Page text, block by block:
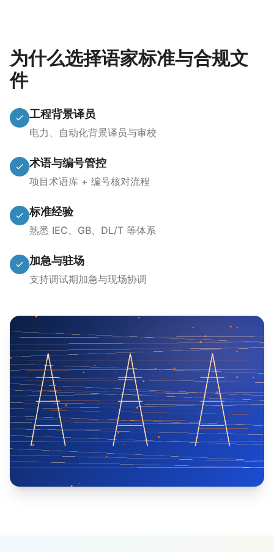
为什么选择语家标准与合规文
件
工程背景译员
电力、自动化背景译员与审校
术语与编号管控
项目术语库 + 编号核对流程
标准经验
熟悉 IEC、GB、DL/T 等体系
加急与驻场
支持调试期加急与现场协调